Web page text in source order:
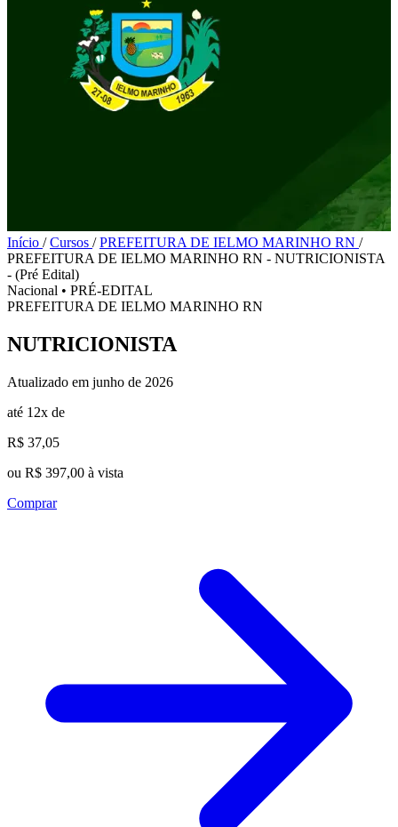
Início / Cursos / PREFEITURA DE IELMO MARINHO RN /
PREFEITURA DE IELMO MARINHO RN - NUTRICIONISTA
- (Pré Edital)
Nacional • PRÉ-EDITAL
PREFEITURA DE IELMO MARINHO RN
NUTRICIONISTA
Atualizado em junho de 2026
até 12x de
R$ 37,05
ou R$ 397,00 à vista
Comprar